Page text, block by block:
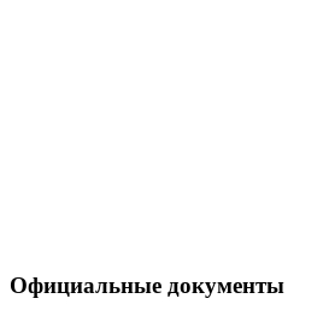
Официальные документы